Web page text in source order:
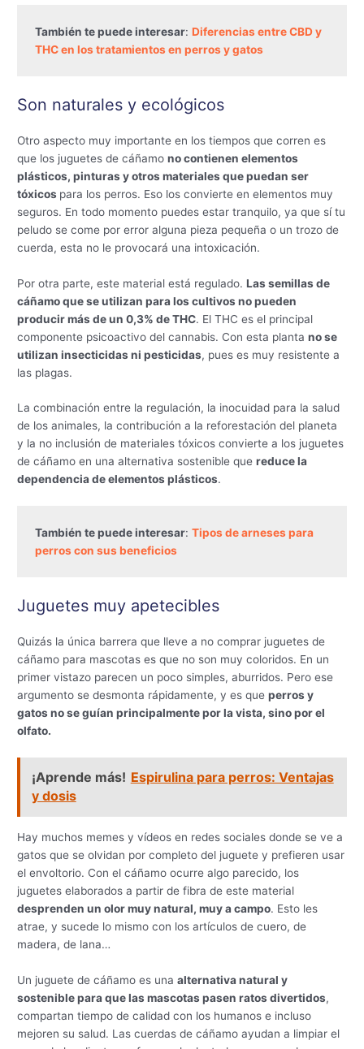
También te puede interesar: Diferencias entre CBD y
THC en los tratamientos en perros y gatos
Son naturales y ecológicos
Otro aspecto muy importante en los tiempos que corren es
que los juguetes de cáñamono contienen elementos
plásticos, pinturas y otros materiales que puedan ser
tóxicos para los perros. Eso los convierte en elementos muy
seguros. En todo momento puedes estar tranquilo, ya que sí tu
peludo se come por error alguna pieza pequeña o un trozo de
cuerda, esta no le provocará una intoxicación.
Por otra parte, este material está regulado.Las semillas de
cáñamo que se utilizan para los cultivos no pueden
producir más de un 0,3% de THC. El THC es el principal
componente psicoactivo del cannabis. Con esta plantano se
utilizan insecticidas ni pesticidas, pues es muy resistente a
las plagas.
La combinación entre la regulación, la inocuidad para la salud
de los animales, la contribución a la reforestación del planeta
y la no inclusión de materiales tóxicos convierte a los juguetes
de cáñamo en una alternativa sostenible quereduce la
dependencia de elementos plásticos.
También te puede interesar: Tipos de arneses para
perros con sus beneficios
Juguetes muy apetecibles
Quizás la única barrera que lleve a no comprar juguetes de
cáñamo para mascotas es que no son muy coloridos. En un
primer vistazo parecen un poco simples, aburridos. Pero ese
argumento se desmonta rápidamente, y es queperros y
gatos no se guían principalmente por la vista, sino por el
olfato.
¡Aprende más! Espirulina para perros: Ventajas
y dosis
Hay muchos memes y vídeos en redes sociales donde se ve a
gatos que se olvidan por completo del juguete y prefieren usar
el envoltorio. Con el cáñamo ocurre algo parecido, los
juguetes elaborados a partir de fibra de este material
desprenden un olor muy natural, muy a campo. Esto les
atrae, y sucede lo mismo con los artículos de cuero, de
madera, de lana…
Un juguete de cáñamo es unaalternativa natural y
sostenible para que las mascotas pasen ratos divertidos,
compartan tiempo de calidad con los humanos e incluso
mejoren su salud. Las cuerdas de cáñamo ayudan a limpiar el